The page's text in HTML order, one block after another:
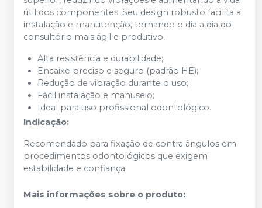
útil dos componentes. Seu design robusto facilita a
instalação e manutenção, tornando o dia a dia do
consultório mais ágil e produtivo.
Alta resistência e durabilidade;
Encaixe preciso e seguro (padrão HE);
Redução de vibração durante o uso;
Fácil instalação e manuseio;
Ideal para uso profissional odontológico.
Indicação:
Recomendado para fixação de contra ângulos em
procedimentos odontológicos que exigem
estabilidade e confiança.
Mais informações sobre o produto: